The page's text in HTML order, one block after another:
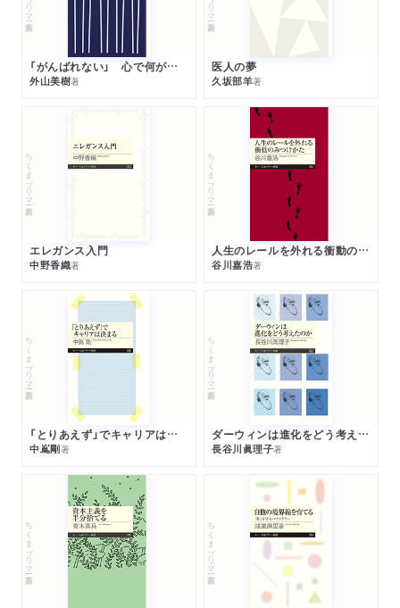
「がんばれない」 心で何が起きているか
外山美樹著
医人の夢
久坂部羊著
ちくまプリマー新書
エレガンス入門
中野香織著
ちくまプリマー新書
人生のレールを外れる衝動のみつけかた
谷川嘉浩著
ちくまプリマー新書
「とりあえず」でキャリアは決まる
中嶌剛著
ちくまプリマー新書
ダーウィンは進化をどう考えたのか
長谷川眞理子著
ちくまプリマー新書 ちくまプリマー新書